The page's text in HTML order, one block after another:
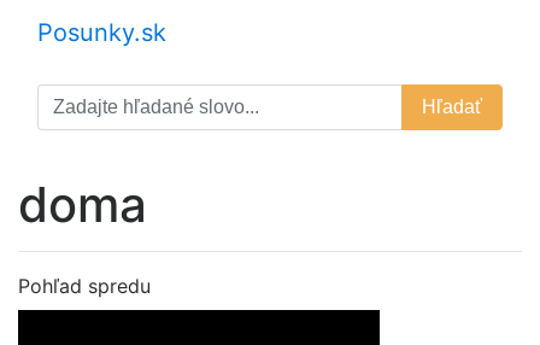
Posunky.sk
Hľadať
doma
Pohľad spredu